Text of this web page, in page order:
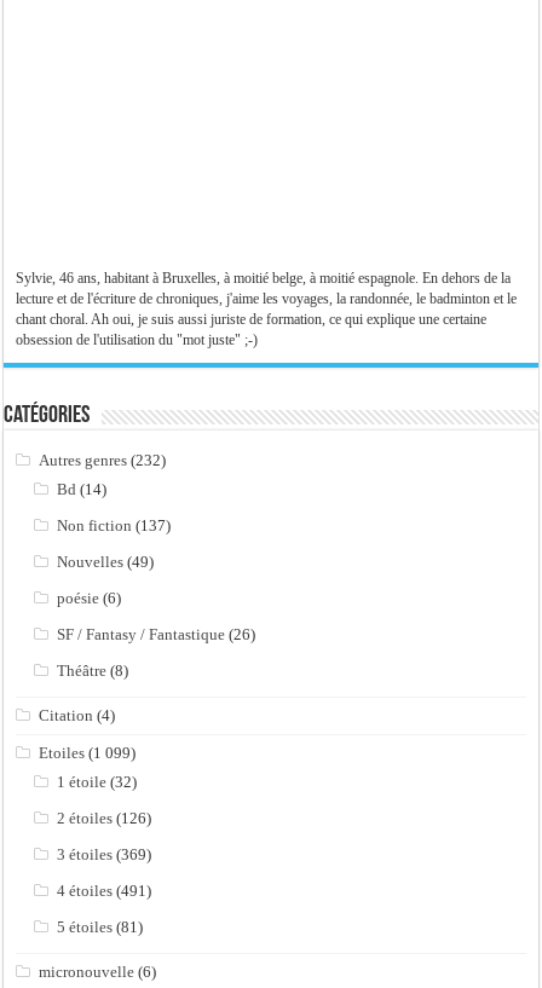
Sylvie, 46 ans, habitant à Bruxelles, à moitié belge, à moitié espagnole. En dehors de la
lecture et de l'écriture de chroniques, j'aime les voyages, la randonnée, le badminton et le
chant choral. Ah oui, je suis aussi juriste de formation, ce qui explique une certaine
obsession de l'utilisation du "mot juste" ;-)
Catégories
Autres genres (232)
Bd (14)
Non fiction (137)
Nouvelles (49)
poésie (6)
SF / Fantasy / Fantastique (26)
Théâtre (8)
Citation (4)
Etoiles (1 099)
1 étoile (32)
2 étoiles (126)
3 étoiles (369)
4 étoiles (491)
5 étoiles (81)
micronouvelle (6)